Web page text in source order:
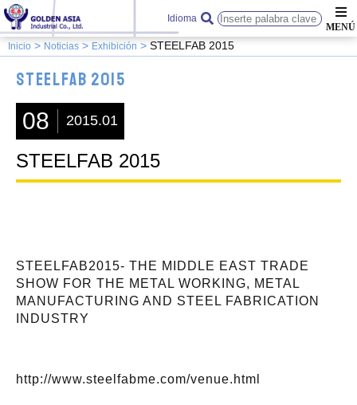
Idioma
Inicio Noticias Exhibición STEELFAB 2015
STEELFAB 2015
08 2015.01
STEELFAB 2015
STEELFAB2015- THE MIDDLE EAST TRADE
SHOW FOR THE METAL WORKING, METAL
MANUFACTURING AND STEEL FABRICATION
INDUSTRY
http://www.steelfabme.com/venue.html